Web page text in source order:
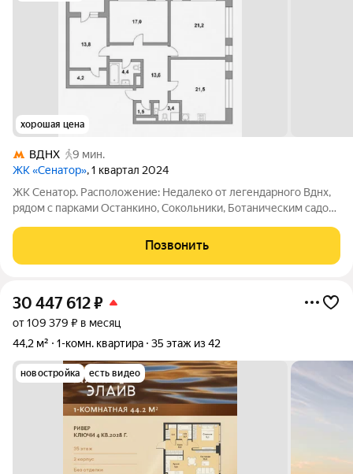
хорошая цена
ВДНХ
9 мин.
ЖК «Сенатор», 1 квартал 2024
ЖК Сенатор. Расположение: Недалеко от легендарного Вднх,
рядом с парками Останкино, Сокольники, Ботаническим садом.
метро Вднх 850 м, до центра 10 минут на автомобиле.
Удобный прямой выезд на
Позвонить
30 447 612₽
от 109 379 ₽ в месяц
44,2 м²
1-комн. квартира 35 этаж из 42
новостройка есть видео